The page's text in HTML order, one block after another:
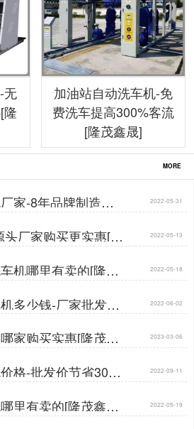
无
隆
加油站自动洗车机-免
费洗车提高300%客流
[隆茂鑫晟]
MORE
家-8年品牌制造经 2022-05-31
厂家购买更实惠[隆 2022-05-13
机哪里有卖的[隆茂 2022-05-18
多少钱-厂家批发价 2022-06-02
家购买实惠[隆茂鑫 2023-03-06
格-批发价节省30% 2022-09-11
里有卖的[隆茂鑫晟] 2022-05-19